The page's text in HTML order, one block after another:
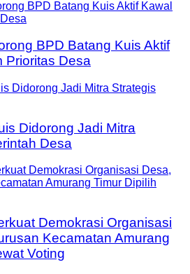
BPD Batang Kuis Aktif
Prioritas Desa
Didorong Jadi Mitra
Desa
Demokrasi Organisasi
Kecamatan Amurang
Voting